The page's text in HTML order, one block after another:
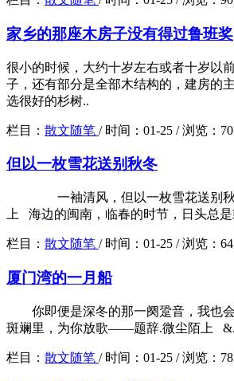
家乡的那座木房子没有得过鲁班奖
很小的时候，大约十岁左右或者十岁以
子，还有部分是全部木结构的，建房的
选很好的杉树..
栏目： 散文随笔 / 时间： 01-25 /浏览：
但以一枚雪花送别秋冬
一袖清风，但以一枚雪花送别秋
上 海边的闽南，临春的时节，日头总
栏目： 散文随笔 / 时间： 01-25 /浏览：
厦门湾的一月船
你即便是深冬的那一阕跫音，我也会
斑斓里，为你放歌——题辞.微尘陌上
栏目： 散文随笔 / 时间： 01-25 /浏览：